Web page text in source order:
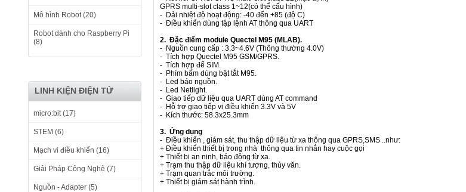
Mô hình Robot (20)
Robot dành cho Raspberry Pi
(8)
LINH KIỆN ĐIỆN TỬ
micro:bit (17)
STEM (6)
Mạch vi điều khiển (16)
Giải Pháp Công Nghệ (7)
Nguồn - Adapter (5)
GPRS multi-slot class 1~12(có thể cấu hình)
- Dải nhiệt độ hoạt động: -40 đến +85 (độ C)
- Điều khiển dùng tập lệnh AT thông qua UART
2. Đặc điểm module Quectel M95 (MLAB).
- Nguồn cung cấp : 3.3~4.6V (Thông thường 4.0V)
- Tích hợp Quectel M95 GSM/GPRS.
- Tích hợp đế SIM.
- Phím bấm dùng bật tắt M95.
- Led báo nguồn.
- Led Netlight.
- Giao tiếp dữ liệu qua UART dùng AT command
- Hỗ trợ giao tiếp vi điều khiển 3.3V và 5V
- Kích thước: 58.3x25.3mm
3. Ứng dụng
- Điều khiển , giám sát, thu thập dữ liệu từ xa thông qua GPRS,SMS ..như:
+ Điều khiển thiết bị trong nhà thông qua tin nhắn hay cuộc gọi
+ Thiết bị an ninh, báo động từ xa.
+ Trạm thu thập dữ liệu khí tượng, thủy văn.
+ Trạm quan trắc môi trường.
+ Thiết bị giám sát hành trình.